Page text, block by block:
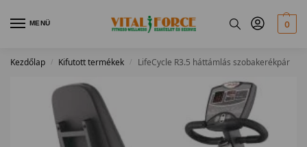
MENÜ 0
Kezdőlap / Kifutott termékek / LifeCycle R3.5 háttámlás szobakerékpár